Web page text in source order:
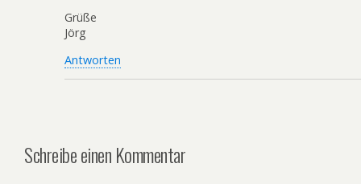
Grüße
Jörg
Antworten
Schreibe einen Kommentar